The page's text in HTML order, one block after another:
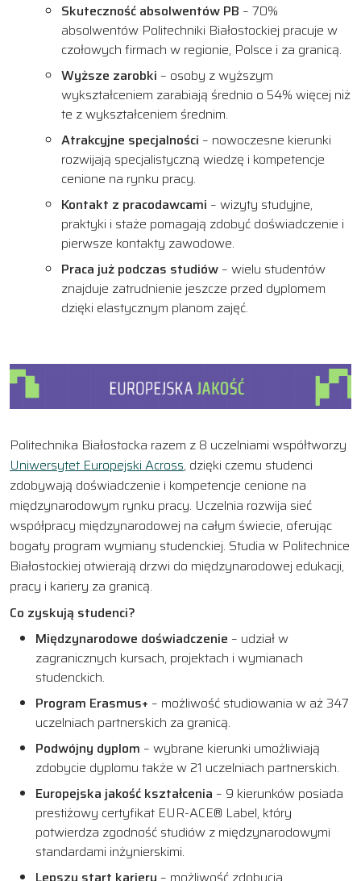
Skuteczność absolwentów PB – 70%
absolwentów Politechniki Białostockiej pracuje w
czołowych firmach w regionie, Polsce i za granicą.
Wyższe zarobki – osoby z wyższym
wykształceniem zarabiają średnio o 54% więcej niż
te z wykształceniem średnim.
Atrakcyjne specjalności – nowoczesne kierunki
rozwijają specjalistyczną wiedzę i kompetencje
cenione na rynku pracy.
Kontakt z pracodawcami – wizyty studyjne,
praktyki i staże pomagają zdobyć doświadczenie i
pierwsze kontakty zawodowe.
Praca już podczas studiów – wielu studentów
znajduje zatrudnienie jeszcze przed dyplomem
dzięki elastycznym planom zajęć.
Politechnika Białostocka razem z 8 uczelniami współtworzy
Uniwersytet Europejski Across, dzięki czemu studenci
zdobywają doświadczenie i kompetencje cenione na
międzynarodowym rynku pracy. Uczelnia rozwija sieć
współpracy międzynarodowej na całym świecie, oferując
bogaty program wymiany studenckiej. Studia w Politechnice
Białostockiej otwierają drzwi do międzynarodowej edukacji,
pracy i kariery za granicą.
Co zyskują studenci?
Międzynarodowe doświadczenie – udział w
zagranicznych kursach, projektach i wymianach
studenckich.
Program Erasmus+ – możliwość studiowania w aż 347
uczelniach partnerskich za granicą.
Podwójny dyplom – wybrane kierunki umożliwiają
zdobycie dyplomu także w 21 uczelniach partnerskich.
Europejska jakość kształcenia – 9 kierunków posiada
prestiżowy certyfikat EUR-ACE® Label, który
potwierdza zgodność studiów z międzynarodowymi
standardami inżynierskimi.